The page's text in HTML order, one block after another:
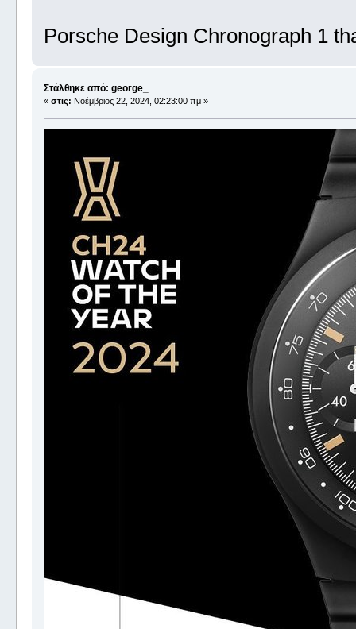
Porsche Design Chronograph 1
Στάλθηκε από: george_
« στις: Νοέμβριος 22, 2024, 02:23:00 πμ »